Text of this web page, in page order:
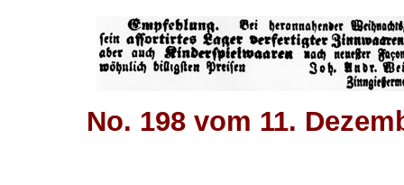
No. 198 vom 11.